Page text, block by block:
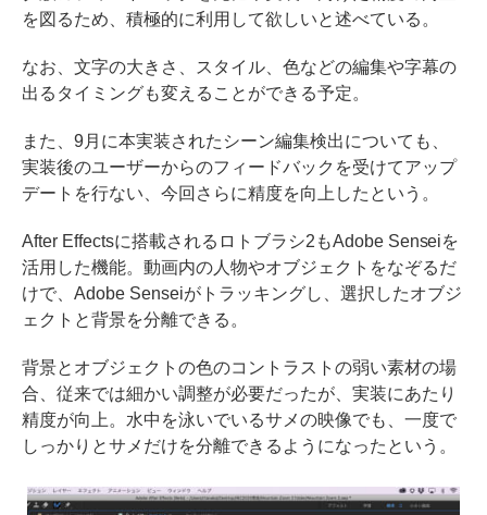
を図るため、積極的に利用して欲しいと述べている。
なお、文字の大きさ、スタイル、色などの編集や字幕の
出るタイミングも変えることができる予定。
また、9月に本実装されたシーン編集検出についても、
実装後のユーザーからのフィードバックを受けてアップ
デートを行ない、今回さらに精度を向上したという。
After Effectsに搭載されるロトブラシ2もAdobe Senseiを
活用した機能。動画内の人物やオブジェクトをなぞるだ
けで、Adobe Senseiがトラッキングし、選択したオブジ
ェクトと背景を分離できる。
背景とオブジェクトの色のコントラストの弱い素材の場
合、従来では細かい調整が必要だったが、実装にあたり
精度が向上。水中を泳いでいるサメの映像でも、一度で
しっかりとサメだけを分離できるようになったという。